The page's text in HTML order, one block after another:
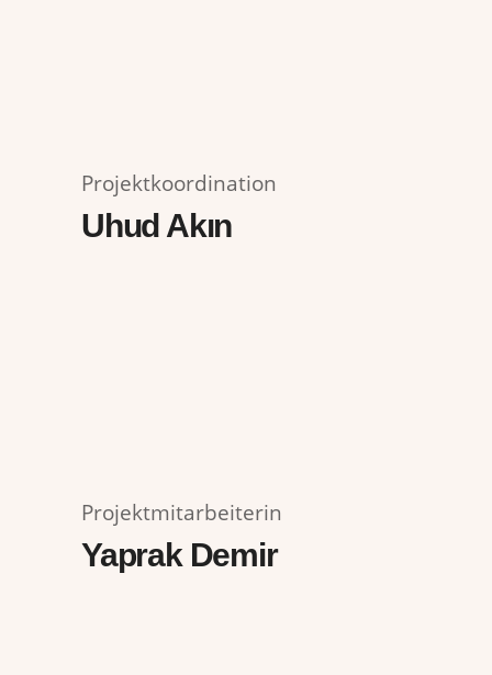
Projektkoordination
Uhud Akın
Projektmitarbeiterin
Yaprak Demir